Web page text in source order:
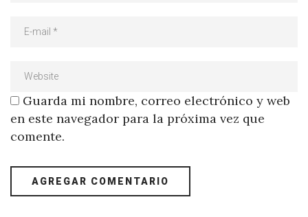
Guarda mi nombre, correo electrónico y web
en este navegador para la próxima vez que
comente.